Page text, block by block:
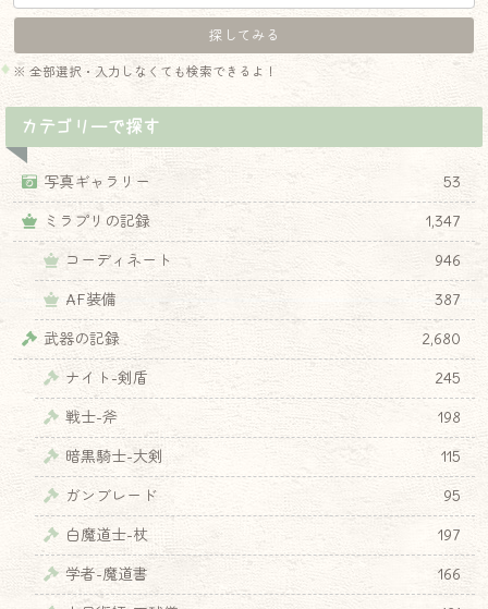
※ 全部選択・入力しなくても検索できるよ！
カテゴリーで探す
写真ギャラリー
53
ミラプリの記録
1,347
コーディネート
946
AF装備
387
武器の記録
2,680
ナイト-剣盾
245
戦士-斧
198
暗黒騎士-大剣
115
ガンブレード
95
白魔道士-杖
197
学者-魔道書
166